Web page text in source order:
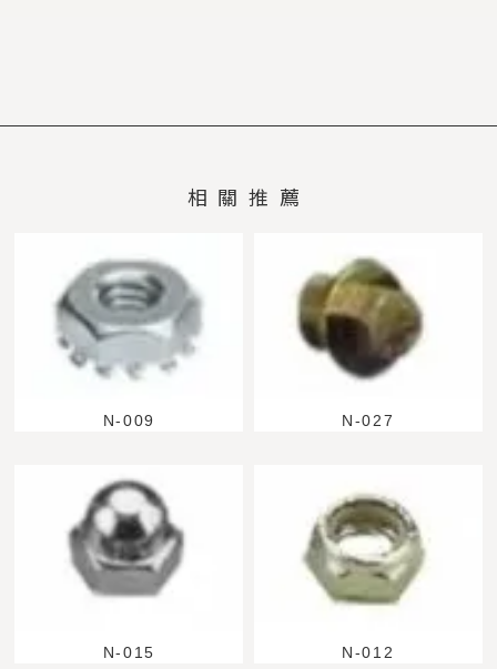
N-009 N-027
N-015 N-012